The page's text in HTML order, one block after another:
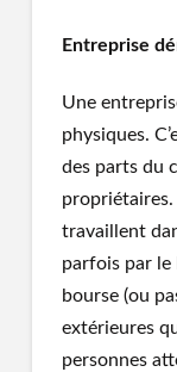
Entreprise
Une
physiques.
des parts du
propriétaires.
travaillent
parfois par le
bourse (ou
extérieures
personnes